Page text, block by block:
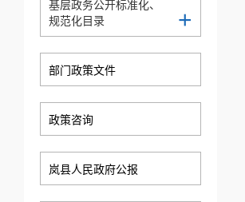
基层政务公开标准化、
规范化目录
+
部门政策文件
政策咨询
岚县人民政府公报